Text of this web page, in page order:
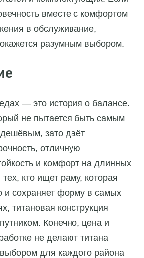
вместе с комфортом
в обслуживание,
разумным выбором.
— это история о балансе.
не пытается быть самым
зато даёт
отличную
и комфорт на длинных
кто ищет раму, которая
и сохраняет форму в самых
титановая конструкция
Конечно, цена и
не делают титана
для каждого района